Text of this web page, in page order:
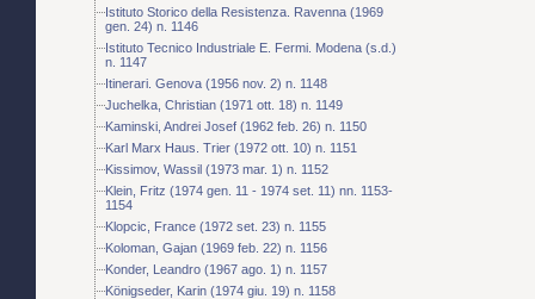
Istituto Storico della Resistenza. Ravenna (1969
gen. 24) n. 1146
Istituto Tecnico Industriale E. Fermi. Modena (s.d.)
n. 1147
Itinerari. Genova (1956 nov. 2) n. 1148
Juchelka, Christian (1971 ott. 18) n. 1149
Kaminski, Andrei Josef (1962 feb. 26) n. 1150
Karl Marx Haus. Trier (1972 ott. 10) n. 1151
Kissimov, Wassil (1973 mar. 1) n. 1152
Klein, Fritz (1974 gen. 11 - 1974 set. 11) nn. 1153-
1154
Klopcic, France (1972 set. 23) n. 1155
Koloman, Gajan (1969 feb. 22) n. 1156
Konder, Leandro (1967 ago. 1) n. 1157
Königseder, Karin (1974 giu. 19) n. 1158